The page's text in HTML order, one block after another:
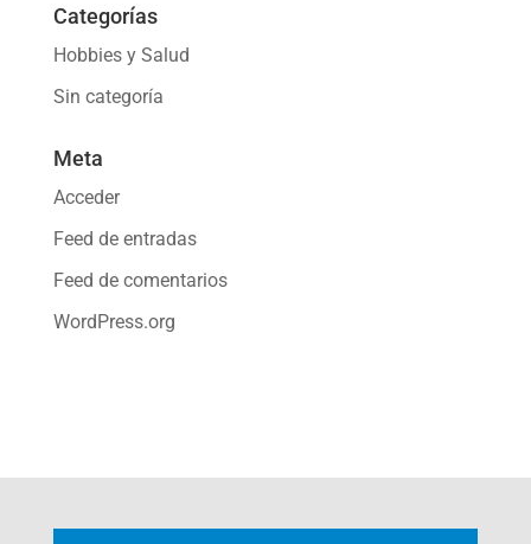
Categorías
Hobbies y Salud
Sin categoría
Meta
Acceder
Feed de entradas
Feed de comentarios
WordPress.org